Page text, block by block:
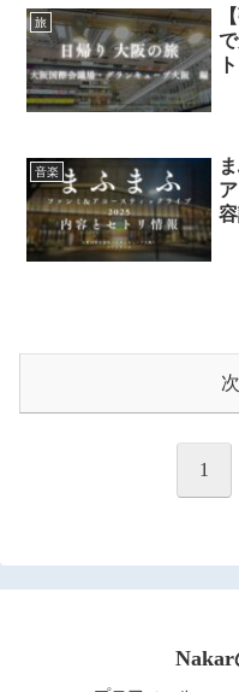
旅
音楽
1
Nakar